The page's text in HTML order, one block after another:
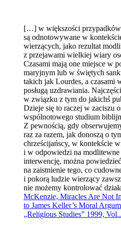
[…] w większości
są odnotowywane w
wierzących, jako rezultat
z przejawami wielkiej wiary
Czasami mają one miejsce w
maryjnym lub w świętych
takich jak Lourdes, a czasami
posługą uzdrawiania.
w związku z tym do jakichś
Dzieje się to raczej w zaciszu
wspólnotowego studium
Z pewnością, gdy
raz za razem, jak donoszą o
chrześcijańscy, w kontekście
i w odpowiedzi na modlitewne
interwencję, można
na zaistnienie tego, co
i pokorą ludzie wierzący
nie możemy kontrolować
McKenzie, Miracles Are Not
to James Keller’s Moral
„Religious Studies” 1999,